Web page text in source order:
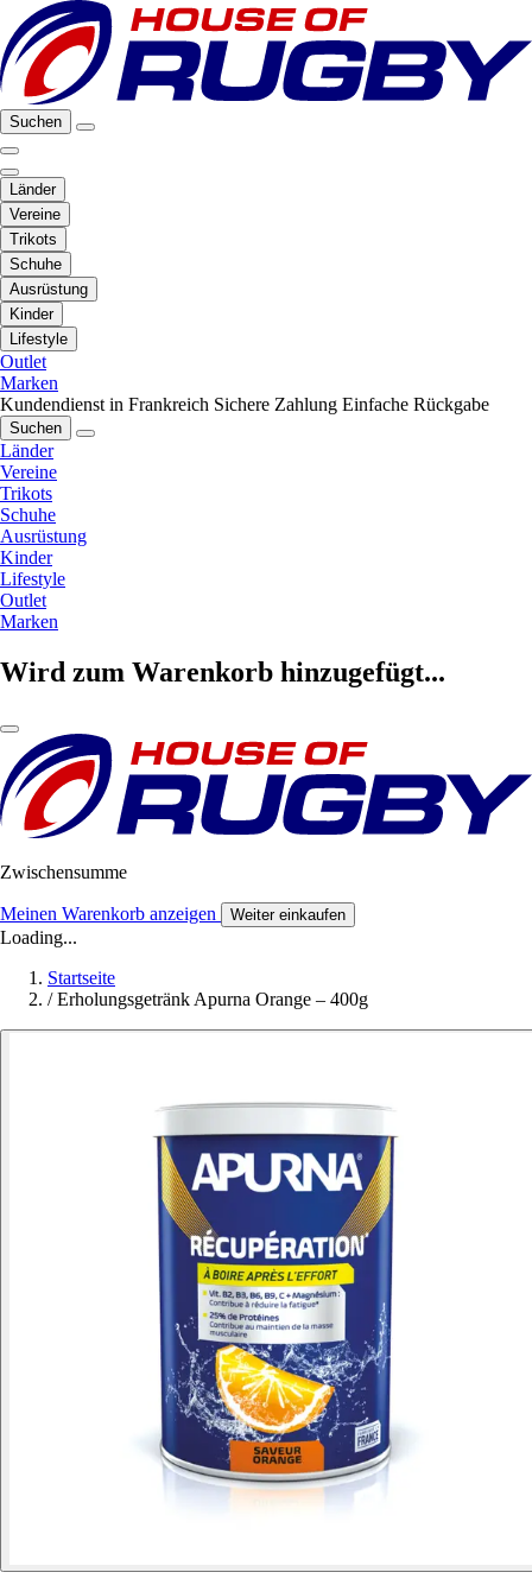
Suchen
Länder
Vereine
Trikots
Schuhe
Ausrüstung
Kinder
Lifestyle
Outlet
Marken
Kundendienst in Frankreich Sichere Zahlung Einfache Rückgabe
Suchen
Länder
Vereine
Trikots
Schuhe
Ausrüstung
Kinder
Lifestyle
Outlet
Marken
Wird zum Warenkorb hinzugefügt...
Zwischensumme
Meinen Warenkorb anzeigen Weiter einkaufen
Loading...
Startseite
/ Erholungsgetränk Apurna Orange – 400g